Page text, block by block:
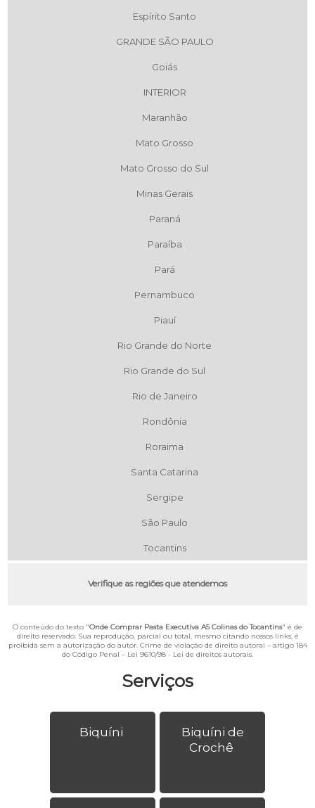
Serviços
Biquíni
Biquíni de
Crochê
Espírito Santo
GRANDE SÃO PAULO
Goiás
INTERIOR
Maranhão
Mato Grosso
Mato Grosso do Sul
Minas Gerais
Paraná
Paraíba
Pará
Pernambuco
Piauí
Rio Grande do Norte
Rio Grande do Sul
Rio de Janeiro
Rondônia
Roraima
Santa Catarina
Sergipe
São Paulo
Tocantins
Verifique as regiões que atendemos
O conteúdo do texto "Onde Comprar Pasta Executiva A5 Colinas do Tocantins" é de
direito reservado. Sua reprodução, parcial ou total, mesmo citando nossos links, é
proibida sem a autorização do autor. Crime de violação de direito autoral – artigo 184
do Código Penal – Lei 9610/98 - Lei de direitos autorais.